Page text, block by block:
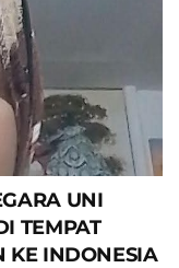
UNI
TEMPAT
KE INDONESIA